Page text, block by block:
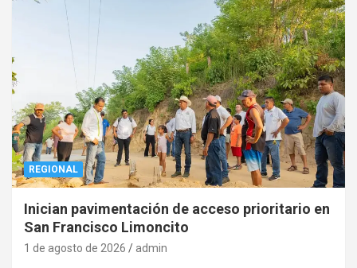
REGIONAL
Inician pavimentación de acceso prioritario en
San Francisco Limoncito
1 de agosto de 2026 admin